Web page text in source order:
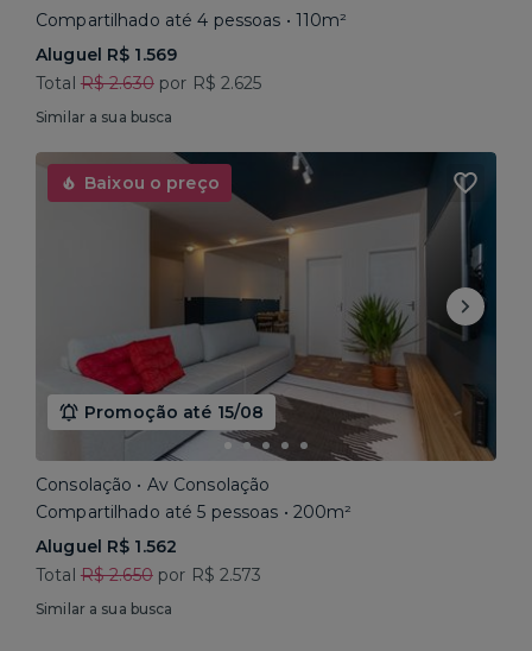
Compartilhado até 4 pessoas • 110m²
Aluguel R$ 1.569
Total R$ 2.630por R$ 2.625
Similar a sua busca
Baixou o preço
Promoção até 15/08
Consolação • Av Consolação
Compartilhado até 5 pessoas • 200m²
Aluguel R$ 1.562
Total R$ 2.650por R$ 2.573
Similar a sua busca